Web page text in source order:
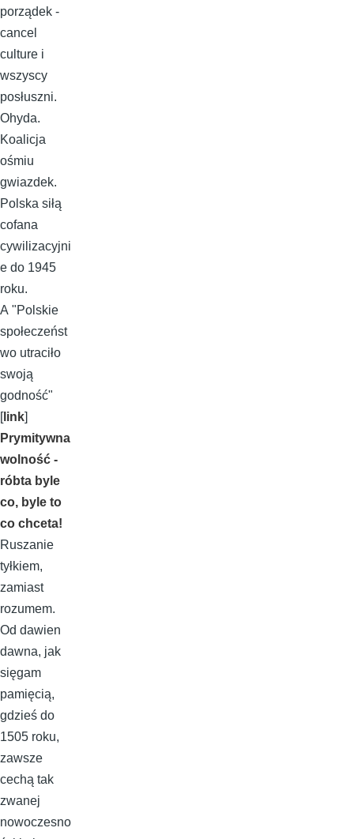
porządek -
cancel
culture i
wszyscy
posłuszni.
Ohyda.
Koalicja
ośmiu
gwiazdek.
Polska siłą
cofana
cywilizacyjni
e do 1945
roku.
A "Polskie
społeczeńst
wo utraciło
swoją
godność"
[link]
Prymitywna
wolność -
róbta byle
co, byle to
co chceta!
Ruszanie
tyłkiem,
zamiast
rozumem.
Od dawien
dawna, jak
sięgam
pamięcią,
gdzieś do
1505 roku,
zawsze
cechą tak
zwanej
nowoczesno